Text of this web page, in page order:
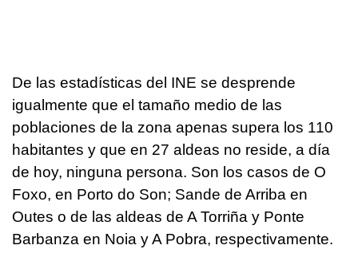
De las estadísticas del INE se desprende
igualmente que el tamaño medio de las
poblaciones de la zona apenas supera los 110
habitantes y que en 27 aldeas no reside, a día
de hoy, ninguna persona. Son los casos de O
Foxo, en Porto do Son; Sande de Arriba en
Outes o de las aldeas de A Torriña y Ponte
Barbanza en Noia y A Pobra, respectivamente.